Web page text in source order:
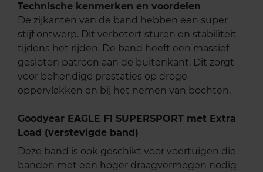
Technische kenmerken en voordelen
De zijkanten van de band hebben een super
stijf ontwerp. Dit verbetert sturen en stabiliteit
tijdens het rijden. De band heeft een massief
gesloten patroon aan de buitenkant. Dit zorgt
voor behendige prestaties op droge
oppervlakken en bij het nemen van bochten.
Goodyear EAGLE F1 SUPERSPORT met Extra
Load (verstevigde band)
Deze band is ook geschikt voor voertuigen die
banden met een hoger draagvermogen nodig